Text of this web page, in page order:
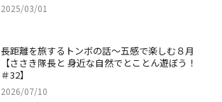
2025/03/01
長距離を旅するトンボの話～五感で楽しむ８月
【ささき隊長と 身近な自然でとことん遊ぼう！
＃32】
2026/07/10